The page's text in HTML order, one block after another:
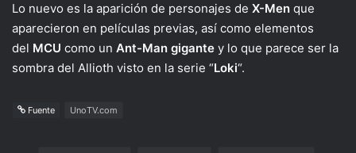
Lo nuevo es la aparición de personajes de X-Men que
aparecieron en películas previas, así como elementos
del MCU como un Ant-Man gigante y lo que parece ser la
sombra del Allioth visto en la serie “Loki“.
Fuente UnoTV.com